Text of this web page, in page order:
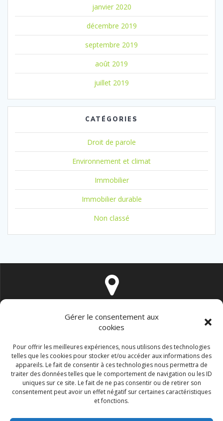
Gérer le consentement aux
cookies
Pour offrir les meilleures expériences, nous utilisons des technologies
telles que les cookies pour stocker et/ou accéder aux informations des
appareils. Le fait de consentir à ces technologies nous permettra de
traiter des données telles que le comportement de navigation ou les ID
uniques sur ce site. Le fait de ne pas consentir ou de retirer son
consentement peut avoir un effet négatif sur certaines caractéristiques
et fonctions.
janvier 2020
décembre 2019
septembre 2019
août 2019
juillet 2019
CATÉGORIES
Droit de parole
Environnement et climat
Immobilier
Immobilier durable
Non classé
16 rue de Vintimille 75009 PARIS
contact@immo-durable.fr